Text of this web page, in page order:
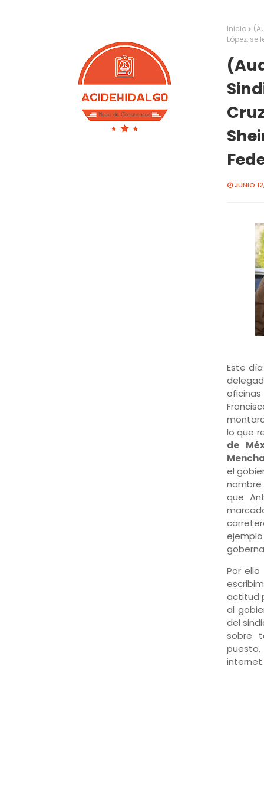
Inicio
López,
JUNIO
Este
lo que
de
el
nombre
que
Por
actitud
al
del
sobre
internet.